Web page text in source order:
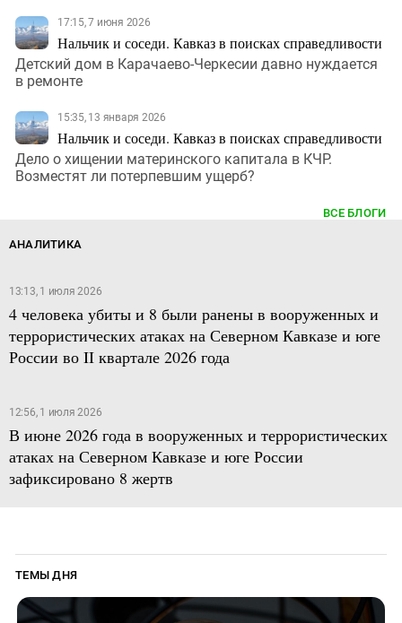
17:15, 7 июня 2026
Нальчик и соседи. Кавказ в поисках справедливости
Детский дом в Карачаево-Черкесии давно нуждается
в ремонте
15:35, 13 января 2026
Нальчик и соседи. Кавказ в поисках справедливости
Дело о хищении материнского капитала в КЧР.
Возместят ли потерпевшим ущерб?
ВСЕ БЛОГИ
АНАЛИТИКА
13:13, 1 июля 2026
4 человека убиты и 8 были ранены в вооруженных и
террористических атаках на Северном Кавказе и юге
России во II квартале 2026 года
12:56, 1 июля 2026
В июне 2026 года в вооруженных и террористических
атаках на Северном Кавказе и юге России
зафиксировано 8 жертв
ТЕМЫ ДНЯ